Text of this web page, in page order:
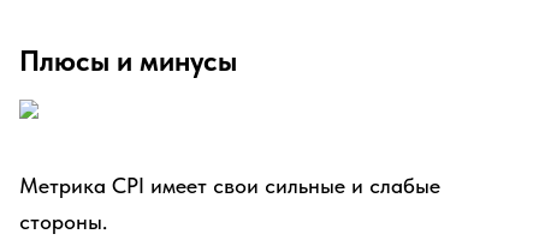
Плюсы и минусы
Метрика CPI имеет свои сильные и слабые
стороны.